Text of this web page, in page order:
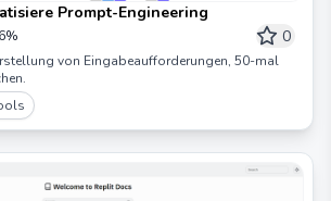
Prompt-Engineering
0
von Eingabeaufforderungen, 50-mal